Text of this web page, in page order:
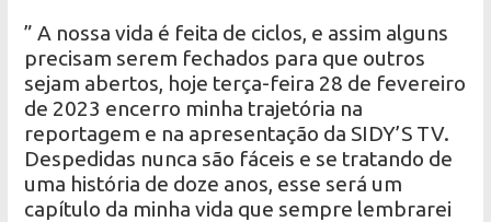
” A nossa vida é feita de ciclos, e assim alguns
precisam serem fechados para que outros
sejam abertos, hoje terça-feira 28 de fevereiro
de 2023 encerro minha trajetória na
reportagem e na apresentação da SIDY’S TV.
Despedidas nunca são fáceis e se tratando de
uma história de doze anos, esse será um
capítulo da minha vida que sempre lembrarei